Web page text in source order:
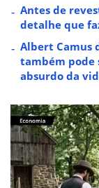
Antes de
detalhe que
Albert Camus
também pode
absurdo da